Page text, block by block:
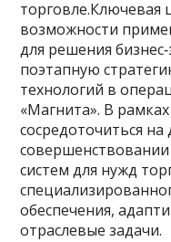
торговле.Ключевая
возможности
для решения
поэтапную
технологий в
«Магнита». В
сосредоточиться
систем для нужд
обеспечения,
отраслевые задачи.